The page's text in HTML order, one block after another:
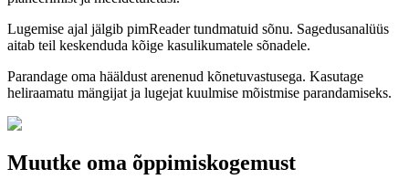
Lugemise ajal jälgib pimReader tundmatuid sõnu. Sagedusanalüüs
aitab teil keskenduda kõige kasulikumatele sõnadele.
Parandage oma hääldust arenenud kõnetuvastusega. Kasutage
heliraamatu mängijat ja lugejat kuulmise mõistmise parandamiseks.
Muutke oma õppimiskogemust